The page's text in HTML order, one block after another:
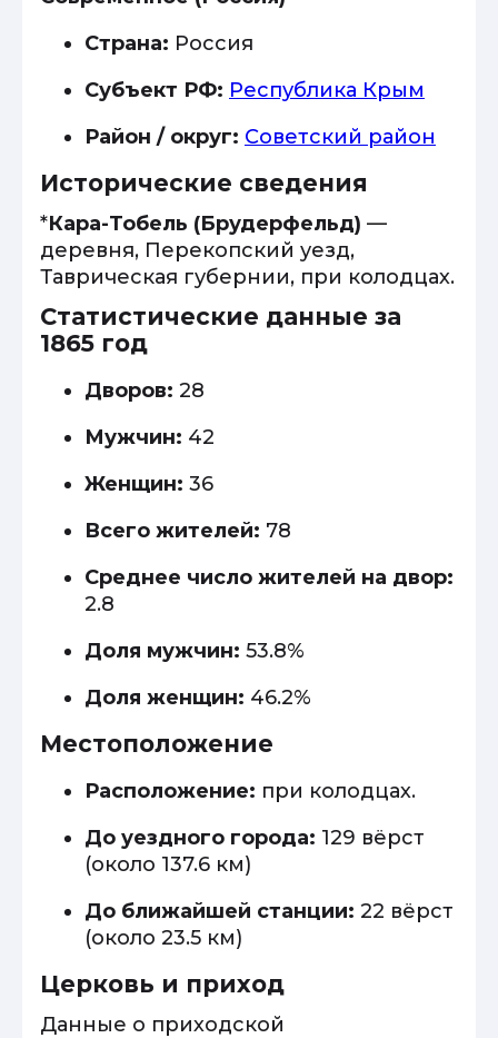
Страна: Россия
Субъект РФ: Республика Крым
Район / округ: Советский район
Исторические сведения
*Кара-Тобель (Брудерфельд) —
деревня, Перекопский уезд,
Таврическая губернии, при колодцах.
Статистические данные за
1865 год
Дворов: 28
Мужчин: 42
Женщин: 36
Всего жителей: 78
Среднее число жителей на двор:
2.8
Доля мужчин: 53.8%
Доля женщин: 46.2%
Местоположение
Расположение: при колодцах.
До уездного города: 129 вёрст
(около 137.6 км)
До ближайшей станции: 22 вёрст
(около 23.5 км)
Церковь и приход
Данные о приходской